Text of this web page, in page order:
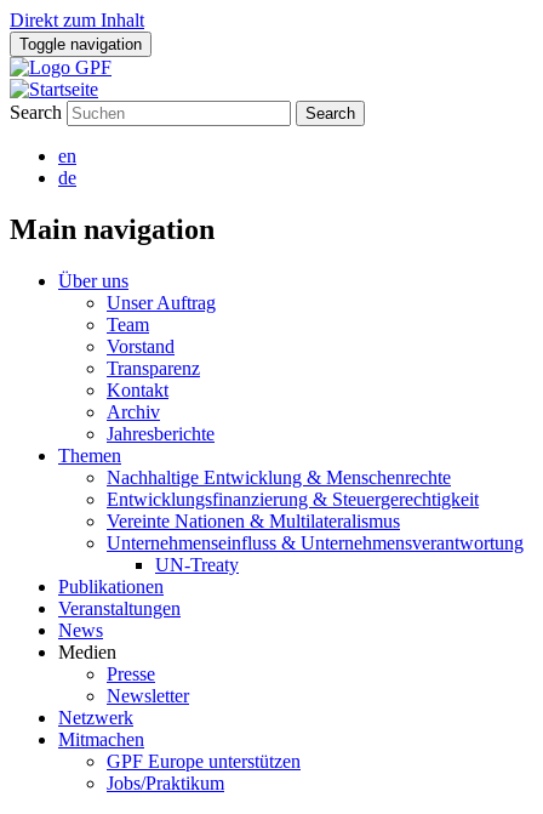
Direkt zum Inhalt
Toggle navigation
Search
en
de
Main navigation
Über uns
Unser Auftrag
Team
Vorstand
Transparenz
Kontakt
Archiv
Jahresberichte
Themen
Nachhaltige Entwicklung & Menschenrechte
Entwicklungsfinanzierung & Steuergerechtigkeit
Vereinte Nationen & Multilateralismus
Unternehmenseinfluss & Unternehmensverantwortung
UN-Treaty
Publikationen
Veranstaltungen
News
Medien
Presse
Newsletter
Netzwerk
Mitmachen
GPF Europe unterstützen
Jobs/Praktikum